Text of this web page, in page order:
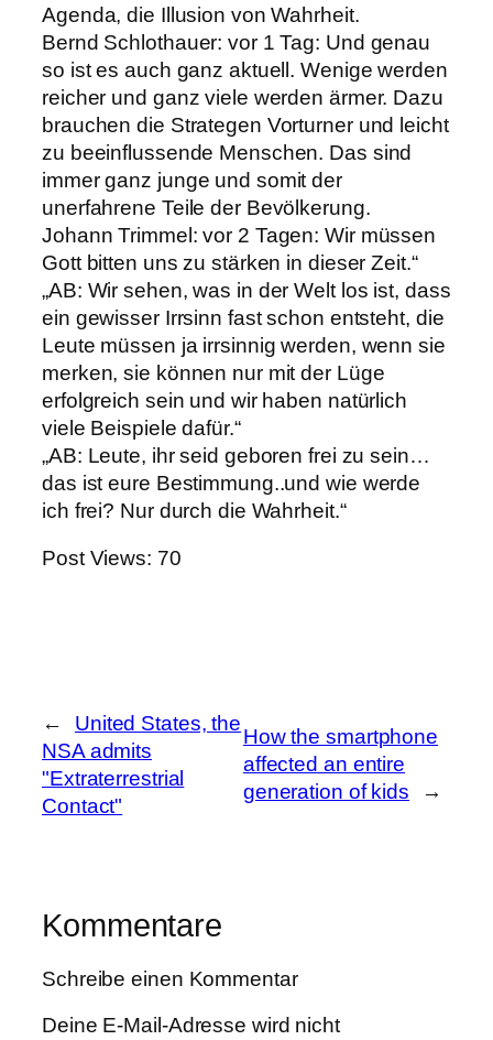
Agenda, die Illusion von Wahrheit.
Bernd Schlothauer: vor 1 Tag: Und genau
so ist es auch ganz aktuell. Wenige werden
reicher und ganz viele werden ärmer. Dazu
brauchen die Strategen Vorturner und leicht
zu beeinflussende Menschen. Das sind
immer ganz junge und somit der
unerfahrene Teile der Bevölkerung.
Johann Trimmel: vor 2 Tagen: Wir müssen
Gott bitten uns zu stärken in dieser Zeit.“
„AB: Wir sehen, was in der Welt los ist, dass
ein gewisser Irrsinn fast schon entsteht, die
Leute müssen ja irrsinnig werden, wenn sie
merken, sie können nur mit der Lüge
erfolgreich sein und wir haben natürlich
viele Beispiele dafür.“
„AB: Leute, ihr seid geboren frei zu sein…
das ist eure Bestimmung..und wie werde
ich frei? Nur durch die Wahrheit.“
Post Views: 70
←
United States, the
NSA admits
"Extraterrestrial
Contact"
How the smartphone
affected an entire
generation of kids
→
Kommentare
Schreibe einen Kommentar
Deine E-Mail-Adresse wird nicht